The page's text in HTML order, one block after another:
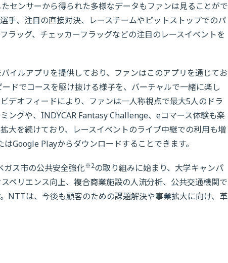
センサーから得られた多様なデータもファンは見ることがで
手、注目の直接対決、レースチームやピットストップでのパ
ラッグ、チェッカーフラッグなどの注目のレースイベントを
イルアプリを提供しており、ファンはこのアプリを通じてお
ドでコースを駆け抜ける様子を、バーチャルで一緒に楽し
デオフィードにより、ファンは一人称視点で最大5人のドラ
ングや、INDYCAR Fantasy Challenge、eコマース体験も楽
大を続けており、レースイベントのライブ中継での利用も増
Google Playからダウンロードすることできます。
ス市の公共安全強化※2の取り組みに始まり、大学キャンパ
ペリエンス向上、複合商業施設の人流分析、公共交通機関で
NTTは、今後も顧客のための課題解決や事業拡大に向け、革